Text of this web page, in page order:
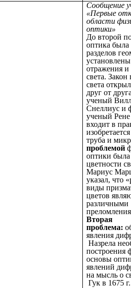
Сообщение
«Первые
области
оптики»
До второй
оптика
разделов
отражения
света.
света
друг от
ученый
Снеллиус и
ученый
входит в
труба и
проблемой
оптики
цветности
Мариус
указал, что
виды
цветов
различными
Вторая
проблема:
явления
Назрела
построения
основы
явлений
на мысль о
Гук в 1675